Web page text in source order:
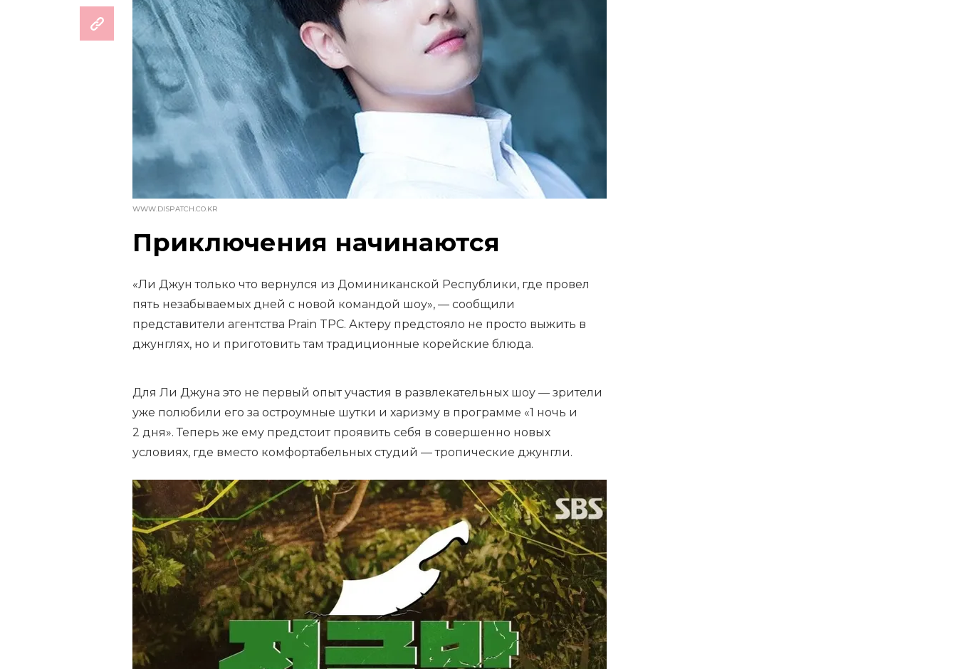
WWW.DISPATCH.CO.KR
Приключения начинаются
«Ли Джун только что вернулся из Доминиканской Республики, где провел
пять незабываемых дней с новой командой шоу», — сообщили
представители агентства Prain TPC. Актеру предстояло не просто выжить в
джунглях, но и приготовить там традиционные корейские блюда.
Для Ли Джуна это не первый опыт участия в развлекательных шоу — зрители
уже полюбили его за остроумные шутки и харизму в программе «1 ночь и
2 дня». Теперь же ему предстоит проявить себя в совершенно новых
условиях, где вместо комфортабельных студий — тропические джунгли.